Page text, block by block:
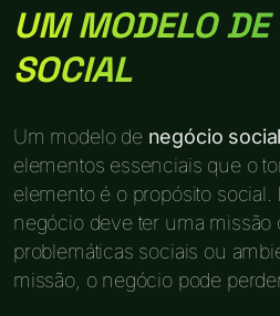
UM MODELO DE
SOCIAL
Um modelo de negócio social
elementos essenciais que o
elemento é o propósito
negócio deve ter uma missão
problemáticas sociais ou
missão, o negócio pode